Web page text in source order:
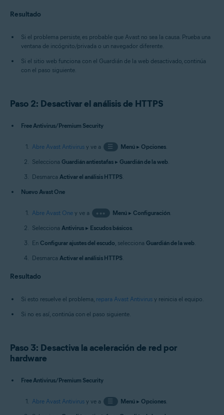
Resultado
Si el problema persiste, es probable que Avast no sea la causa. Prueba una
ventana de incógnito/privada o un navegador diferente.
Si el sitio web funciona con el Guardián de la web desactivado, continúa
con el paso siguiente.
Paso 2: Desactivar el análisis de HTTPS
Free Antivirus/Premium Security
Abre Avast Antivirus y ve a ☰ Menú▸ Opciones.
Selecciona Guardián antiestafas ▸ Guardián de la web.
Desmarca Activar el análisis HTTPS.
Nuevo Avast One
Abre Avast One y ve a ••• Menú▸ Configuración.
Selecciona Antivirus ▸ Escudos básicos.
En Configurar ajustes del escudo, selecciona Guardián de la web.
Desmarca Activar el análisis HTTPS.
Resultado
Si esto resuelve el problema, repara Avast Antivirus y reinicia el equipo.
Si no es así, continúa con el paso siguiente.
Paso 3: Desactiva la aceleración de red por
hardware
Free Antivirus/Premium Security
Abre Avast Antivirus y ve a ☰ Menú▸ Opciones.